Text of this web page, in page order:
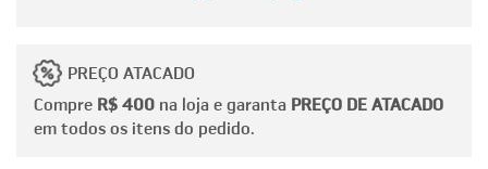
PREÇO ATACADO
Compre R$ 400 na loja e garanta PREÇO DE ATACADO
em todos os itens do pedido.